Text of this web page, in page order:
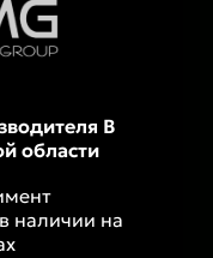
В
области
наличии на